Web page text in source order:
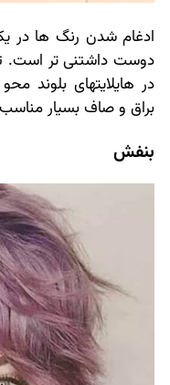
ادغام شدن رنگ ها در
دوست داشتنی تر است.
در هایلایتهای بلوند
براق و صاف بسیار
بنفش